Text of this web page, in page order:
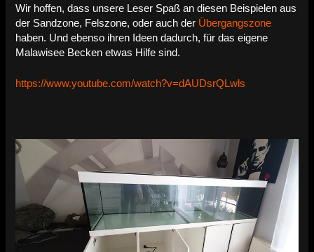
Wir hoffen, dass unsere Leser Spaß an diesen Beispielen aus
der Sandzone, Felszone, oder auch der Übergangszone
haben. Und ebenso ihren Ideen dadurch, für das eigene
Malawisee Becken etwas Hilfe sind.
https://www.youtube.com/watch?v=dAUDsrQLwls